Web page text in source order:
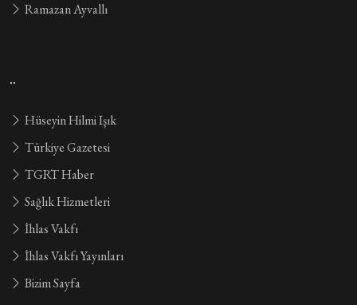
Ramazan Ayvallı
..
Hüseyin Hilmi Işık
Türkiye Gazetesi
TGRT Haber
Sağlık Hizmetleri
İhlas Vakfı
İhlas Vakfı Yayınları
Bizim Sayfa